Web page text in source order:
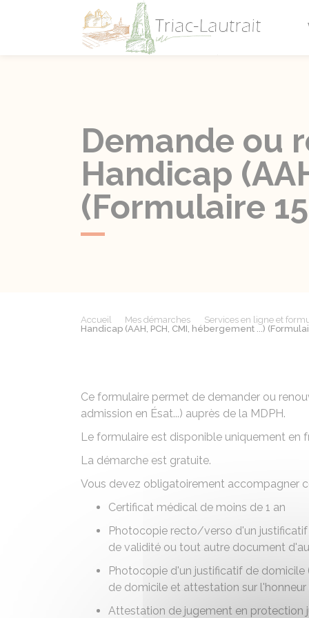
Demande ou
Handicap
(Formulaire
Accueil Mes démarches Services en ligne et
Handicap (AAH, PCH, CMI, hébergement ...)
Ce formulaire permet de demander ou
admission en Ésat...) auprès de la MDPH.
Le formulaire est disponible uniquement en
La démarche est gratuite.
Vous devez obligatoirement accompagner
Certificat médical de moins de 1 an
Photocopie recto/verso d'un
de validité ou tout autre document
Photocopie d'un justificatif de domicile
de domicile et attestation sur
Attestation de jugement en protection